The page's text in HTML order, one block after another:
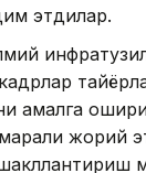
этдилар.
амалга
жорий